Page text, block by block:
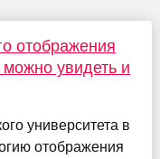
отображения
можно увидеть и
университета в
отображения